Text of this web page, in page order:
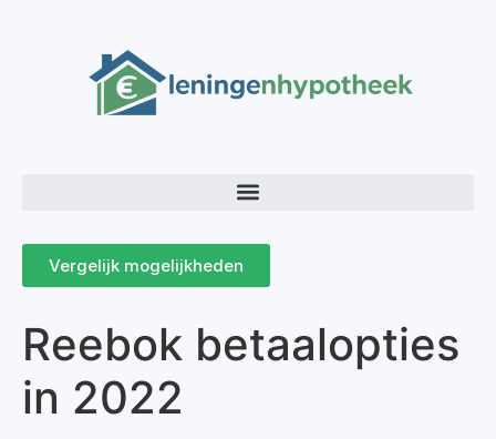
Vergelijk mogelijkheden
Reebok betaalopties
in 2022